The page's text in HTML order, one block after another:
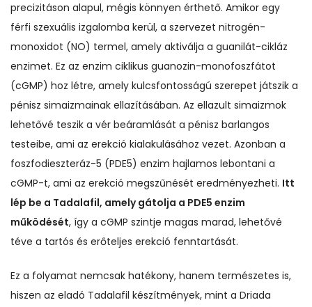
precizitáson alapul, mégis könnyen érthető. Amikor egy
férfi szexuális izgalomba kerül, a szervezet nitrogén-
monoxidot (NO) termel, amely aktiválja a guanilát-cikláz
enzimet. Ez az enzim ciklikus guanozin-monofoszfátot
(cGMP) hoz létre, amely kulcsfontosságú szerepet játszik a
pénisz simaizmainak ellazításában. Az ellazult simaizmok
lehetővé teszik a vér beáramlását a pénisz barlangos
testeibe, ami az erekció kialakulásához vezet. Azonban a
foszfodieszteráz-5 (PDE5) enzim hajlamos lebontani a
cGMP-t, ami az erekció megszűnését eredményezheti. Itt
lép be a Tadalafil, amely gátolja a PDE5 enzim
működését, így a cGMP szintje magas marad, lehetővé
téve a tartós és erőteljes erekció fenntartását.
Ez a folyamat nemcsak hatékony, hanem természetes is,
hiszen az eladó Tadalafil készítmények, mint a Driada